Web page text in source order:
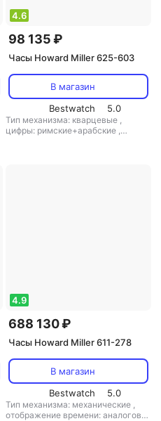
4.6
98 135 ₽
Часы Howard Miller 625-603
В магазин
Bestwatch
5.0
Тип механизма: кварцевые ,
цифры: римские+арабские ,
4.9
688 130 ₽
Часы Howard Miller 611-278
В магазин
Bestwatch
5.0
Тип механизма: механические ,
отображение времени: аналоговое